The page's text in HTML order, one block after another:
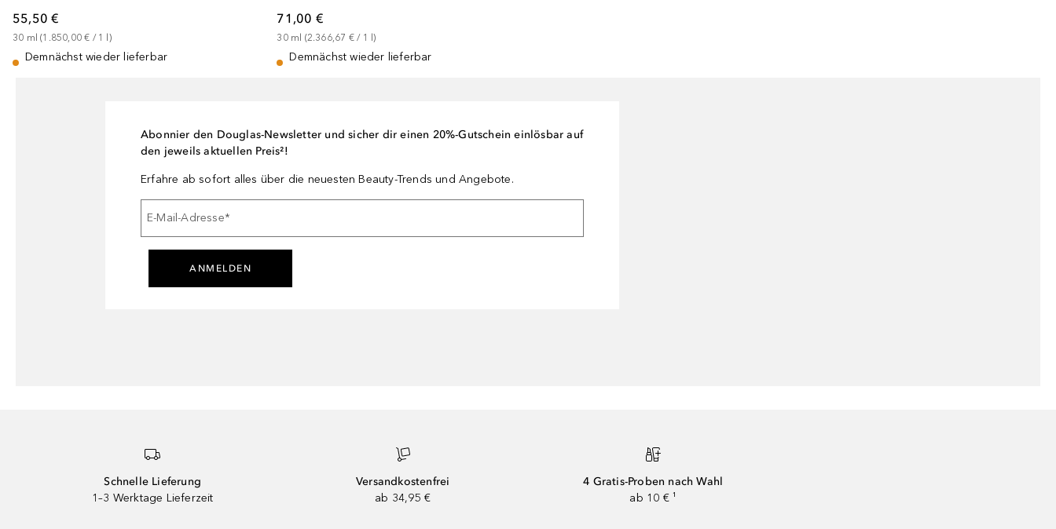
55,50 €
30 ml (1.850,00 € / 1 l)
Demnächst wieder lieferbar
71,00 €
30 ml (2.366,67 € / 1 l)
Demnächst wieder lieferbar
Abonnier den Douglas-Newsletter und sicher dir einen 20%-Gutschein einlösbar auf
den jeweils aktuellen Preis²!
Erfahre ab sofort alles über die neuesten Beauty-Trends und Angebote.
E-Mail-Adresse*
ANMELDEN
Schnelle Lieferung
1–3 Werktage Lieferzeit
Versandkostenfrei
ab 34,95 €
4 Gratis-Proben nach Wahl
ab 10 € ¹